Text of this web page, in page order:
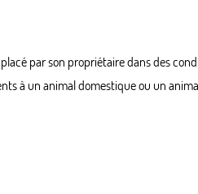
par son propriétaire dans des
à un animal domestique ou un